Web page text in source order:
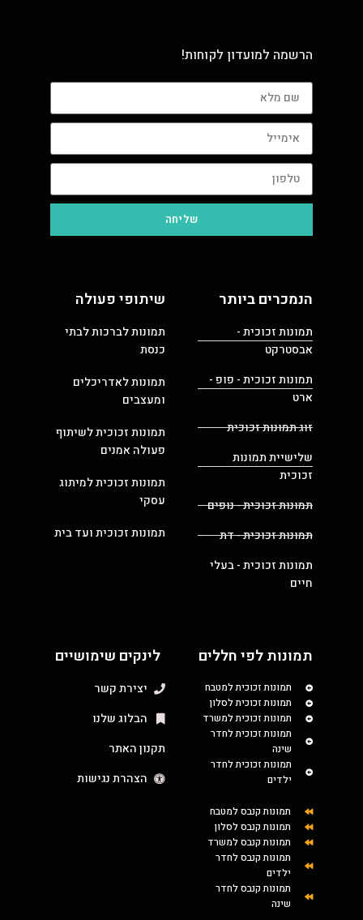
הרשמה למועדון לקוחות!
שליחה
הנמכרים ביותר
תמונות זכוכית -
אבסטרקט
תמונות זכוכית - פופ -
ארט
זוג תמונות זכוכית
שלישיית תמונות
זכוכית
תמונות זכוכית - נופים
תמונות זכוכית - דת
תמונות זכוכית - בעלי
חיים
שיתופי פעולה
תמונות לברכות לבתי
כנסת
תמונות לאדריכלים
ומעצבים
תמונות זכוכית לשיתוף
פעולה אמנים
תמונות זכוכית למיתוג
עסקי
תמונות זכוכית ועד בית
תמונות לפי חללים
תמונות זכוכית למטבח
תמונות זכוכית לסלון
תמונות זכוכית למשרד
תמונות זכוכית לחדר
שינה
תמונות זכוכית לחדר
ילדים
תמונות קנבס למטבח
תמונות קנבס לסלון
תמונות קנבס למשרד
תמונות קנבס לחדר
ילדים
תמונות קנבס לחדר
שינה
לינקים שימושיים
יצירת קשר
הבלוג שלנו
תקנון האתר
הצהרת נגישות